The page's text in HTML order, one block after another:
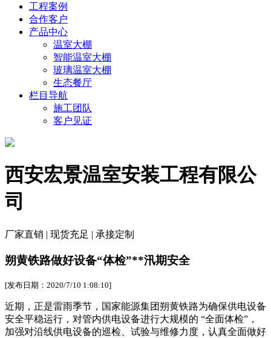
工程案例
合作客户
产品中心
温室大棚
智能温室大棚
玻璃温室大棚
生态餐厅
栏目导航
施工团队
客户见证
西安宏景温室安装工程有限公
司
厂家直销 | 现货充足 | 承接定制
朔黄铁路做好设备“体检”**汛期安全
[发布日期：2020/7/10 1:08:10]
近期，正是雷雨季节，国家能源集团朔黄铁路为确保供电设备
安全平稳运行，对管内供电设备进行大规模的 “全面体检”，
加强对沿线供电设备的巡检、试验与维修力度，认真全面做好